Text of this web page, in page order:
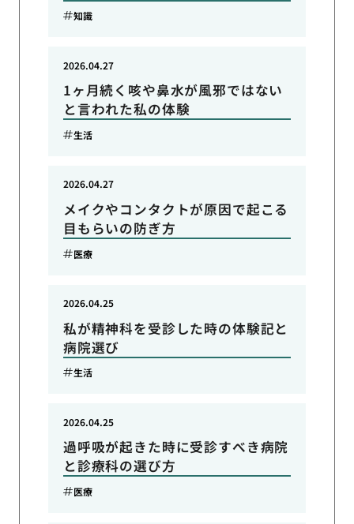
知識
1ヶ月続く咳や鼻水が風邪ではない
と言われた私の体験
2026.04.27
生活
メイクやコンタクトが原因で起こる
目もらいの防ぎ方
2026.04.27
医療
私が精神科を受診した時の体験記と
病院選び
2026.04.25
生活
過呼吸が起きた時に受診すべき病院
と診療科の選び方
2026.04.25
医療